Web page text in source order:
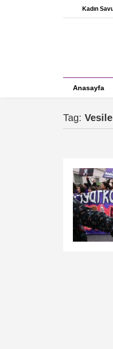
Kadın
Anasayfa
Tag: